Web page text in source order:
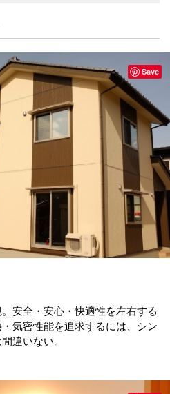
安全・安心・快適性を左右する
気密性能を追求するには、シン
違いない。
Save